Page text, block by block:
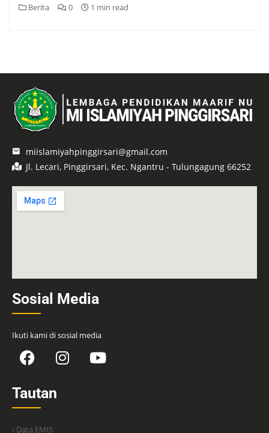
Berita 0 1 min read
miislamiyahpinggirsari@gmail.com
Jl. Lecari, Pinggirsari, Kec. Ngantru - Tulungagung 66252
Sosial Media
Ikuti kami di sosial media
Tautan
› Data EMIS